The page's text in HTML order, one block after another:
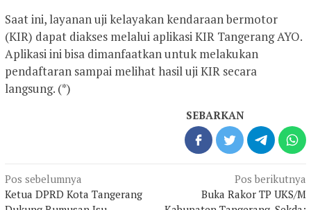
Saat ini, layanan uji kelayakan kendaraan bermotor
(KIR) dapat diakses melalui aplikasi KIR Tangerang AYO.
Aplikasi ini bisa dimanfaatkan untuk melakukan
pendaftaran sampai melihat hasil uji KIR secara
langsung. (*)
SEBARKAN
Navigasi
pos
Pos sebelumnya
Ketua DPRD Kota Tangerang
Pos berikutnya
Buka Rakor TP UKS/M